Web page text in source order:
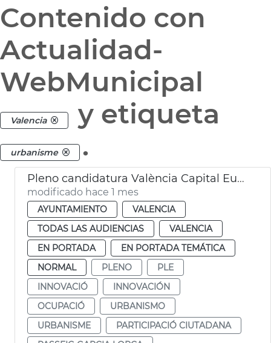
Contenido con
Actualidad-
WebMunicipal
Valencia y etiqueta
urbanisme .
Pleno candidatura València Capital Europea Innovación
modificado hace 1 mes
AYUNTAMIENTO
VALENCIA
TODAS LAS AUDIENCIAS
VALENCIA
EN PORTADA
EN PORTADA TEMÁTICA
NORMAL
PLENO
PLE
INNOVACIÓ
INNOVACIÓN
OCUPACIÓ
URBANISMO
URBANISME
PARTICIPACIÓ CIUTADANA